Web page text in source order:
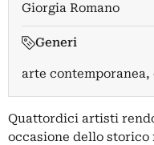
Giorgia Romano
Generi
arte
Quattordici artisti
occasione dello